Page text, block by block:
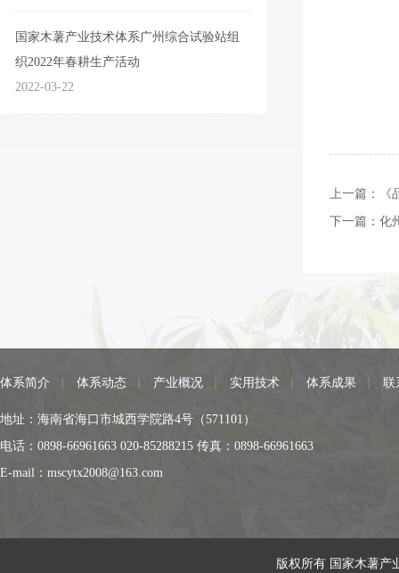
国家木薯产业技术体系广州综合试验站组
织2022年春耕生产活动
2022-03-22
上一篇：
下一篇： 化
体系简介 体系动态 产业概况 实用技术 体系成果 联
地址：海南省海口市城西学院路4号（571101）
电话：0898-66961663 020-85288215 传真：0898-66961663
E-mail：mscytx2008@163.com
版权所有 国家木薯产